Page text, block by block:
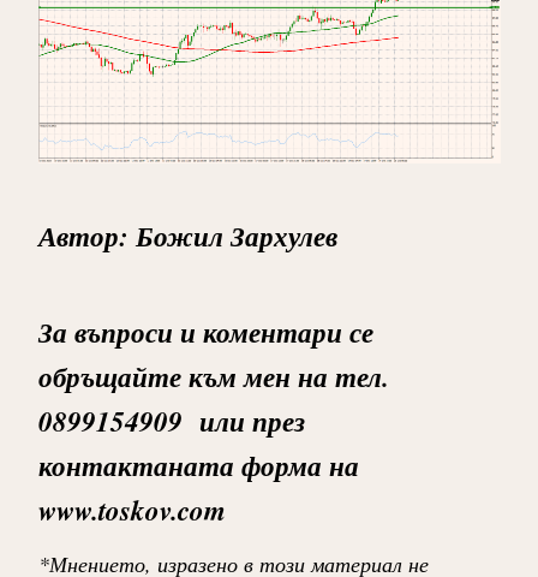
Автор: Божил Зархулев
За въпроси и коментари се
обръщайте към мен на тел.
0899154909 или през
контактаната форма на
www.toskov.com
*Мнението, изразено в този материал не